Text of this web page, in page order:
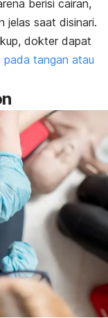
berisi cairan,
jelas saat disinari.
dokter dapat
pada tangan atau